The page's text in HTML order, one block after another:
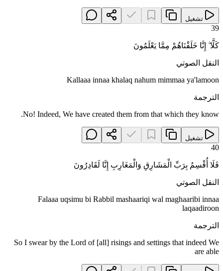
تشغيل
39
كَلَّا ۖ إِنَّا خَلَقْنَاهُمْ مِمَّا يَعْلَمُونَ
النقل الصوتي
Kallaaa innaa khalaq nahum mimmaa ya'lamoon
الترجمة
No! Indeed, We have created them from that which they know.
تشغيل
40
فَلَا أُقْسِمُ بِرَبِّ الْمَشَارِقِ وَالْمَغَارِبِ إِنَّا لَقَادِرُونَ
النقل الصوتي
Falaaa uqsimu bi Rabbil mashaariqi wal maghaaribi innaa
laqaadiroon
الترجمة
So I swear by the Lord of [all] risings and settings that indeed We
are able